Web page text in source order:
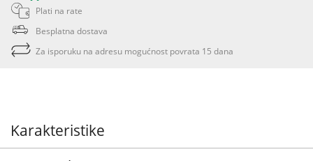
Plati na rate
Besplatna dostava
Za isporuku na adresu mogućnost povrata 15 dana
Karakteristike